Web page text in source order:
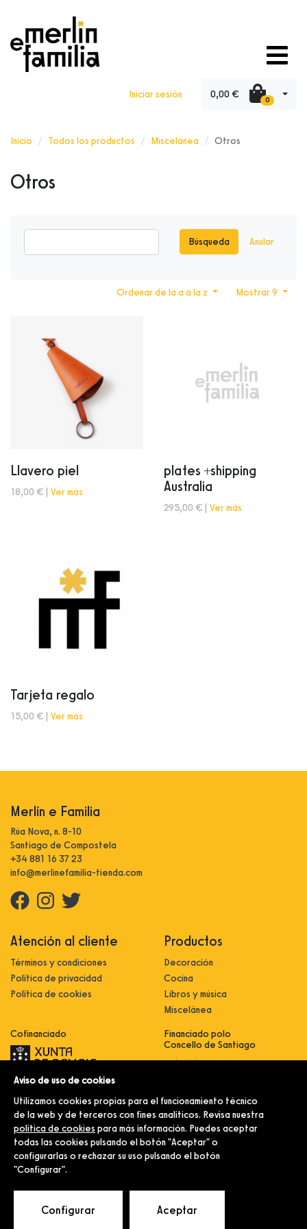
Iniciar sesión 0,00 € 0
Inicio Todos los productos Miscelánea Otros
Otros
Búsqueda Anular
Mostrar 9
Ordenar de la a a la z
Llavero piel
18,00 € | Ver más
plates +shipping
Australia
295,00 € | Ver más
Tarjeta regalo
15,00 € | Ver más
Merlín e Familia
Rúa Nova, n. 8-10
Santiago de Compostela
+34 881 16 37 23
info@merlinefamilia-tienda.com
Atención al cliente
Términos y condiciones
Política de privacidad
Política de cookies
Productos
Decoración
Cocina
Libros y música
Miscelánea
Cofinanciado
Innovación, dixitalización e
comercialización e expansión do
sector comercial e artesanal
Implantación e pulo da estratexia
dixital e modernización do sector
comercial e artesanal (CO300C
2021)
Financiado polo
Concello de Santiago
© Merlín e Familia.
Aviso de uso de cookies
Utilizamos cookies propias para el funcionamiento técnico
de la web y de terceros con fines analíticos. Revisa nuestra
política de cookies para más información. Puedes aceptar
todas las cookies pulsando el botón "Aceptar" o
configurarlas o rechazar su uso pulsando el botón
"Configurar".
Configurar Aceptar